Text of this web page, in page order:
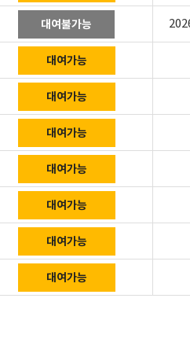
대여불가능
대여가능
대여가능
대여가능
대여가능
대여가능
대여가능
대여가능